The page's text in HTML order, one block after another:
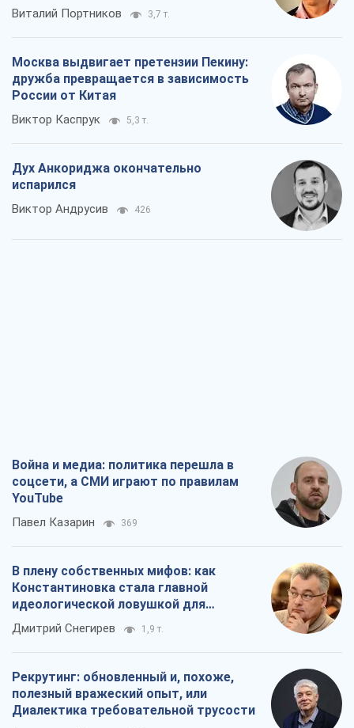
Виталий Портников 3,7 т.
Москва выдвигает претензии Пекину:
дружба превращается в зависимость
России от Китая
Виктор Каспрук 5,3 т.
Дух Анкориджа окончательно
испарился
Виктор Андрусив 426
Война и медиа: политика перешла в
соцсети, а СМИ играют по правилам
YouTube
Павел Казарин 369
В плену собственных мифов: как
Константиновка стала главной
идеологической ловушкой для
российских оккупантов
Дмитрий Снегирев 1,9 т.
Рекрутинг: обновленный и, похоже,
полезный вражеский опыт, или
Диалектика требовательной трусости